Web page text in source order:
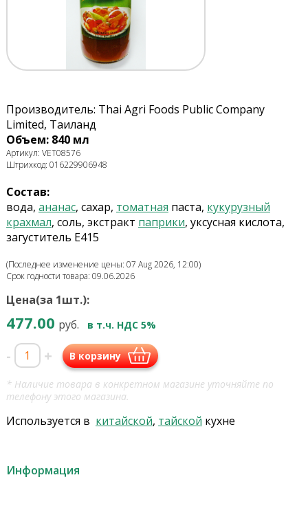
Производитель: Thai Agri Foods Public Company
Limited, Таиланд
Объем: 840 мл
Артикул: VET08576
Штрихкод: 016229906948
Состав:
вода, ананас, сахар, томатная паста, кукурузный
крахмал, соль, экстракт паприки, уксусная кислота,
загуститель E415
(Последнее изменение цены: 07 Aug 2026, 12:00)
Срок годности товара: 09.06.2026
Цена(за 1шт.):
477.00 руб. в т.ч. НДС 5%
- + В корзину
* Наличие товара в конкретном магазине уточняйте по
телефону этого магазина.
Используется в китайской, тайской кухне
Информация